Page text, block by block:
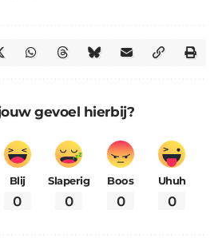
gevoel hierbij?
Blij
0
Slaperig
0
Boos
0
Uhuh
0